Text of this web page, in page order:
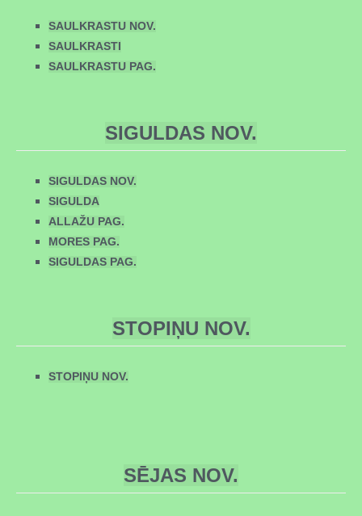
SAULKRASTU NOV.
SAULKRASTI
SAULKRASTU PAG.
SIGULDAS NOV.
SIGULDAS NOV.
SIGULDA
ALLAŽU PAG.
MORES PAG.
SIGULDAS PAG.
STOPIŅU NOV.
STOPIŅU NOV.
SĒJAS NOV.